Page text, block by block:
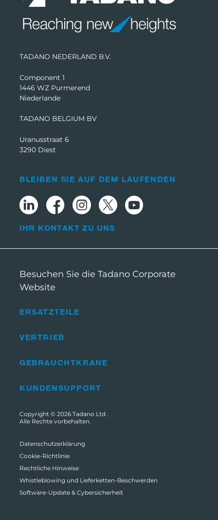
TADANO NEDERLAND B.V.
Component 1
1446 WZ Purmerend
Niederlande
TADANO BELGIUM BV
Uranusstraat 6
3290 Diest
ERSATZTEILE
VERTRIEB
GEBRAUCHTKRANE
KUNDENSUPPORT
BLEIBEN SIE AUF DEM LAUFENDEN
IHR KONTAKT ZU UNS
Besuchen Sie die Tadano Corporate
Website
Copyright © 2026 Tadano Ltd .
Alle Rechte vorbehalten.
Datenschutzerklärung
Cookie-Richtlinie
Rechtliche Hinweise
Whistleblowing und Lieferketten-Beschwerden
Software-Update & Cybersicherheit